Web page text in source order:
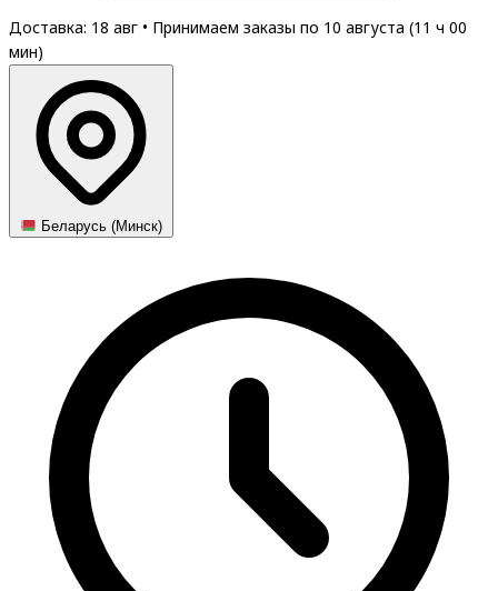
Доставка: 18 авг • Принимаем заказы по 10 августа (11 ч 00
мин)
Беларусь (Минск)